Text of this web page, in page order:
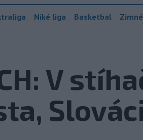
Niké liga Basketbal
V